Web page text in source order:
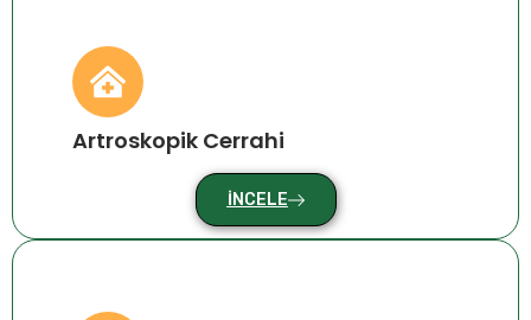
Artroskopik Cerrahi
İNCELE